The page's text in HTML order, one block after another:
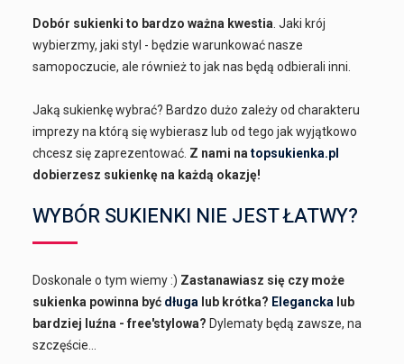
Dobór sukienki to bardzo ważna kwestia. Jaki krój
wybierzmy, jaki styl - będzie warunkować nasze
samopoczucie, ale również to jak nas będą odbierali inni.
Jaką sukienkę wybrać? Bardzo dużo zależy od charakteru
imprezy na którą się wybierasz lub od tego jak wyjątkowo
chcesz się zaprezentować. Z nami natopsukienka.pl
dobierzesz sukienkę na każdą okazję!
WYBÓR SUKIENKI NIE JEST ŁATWY?
Doskonale o tym wiemy :) Zastanawiasz się czy może
sukienka powinna być długa lub krótka? Elegancka lub
bardziej luźna - free'stylowa? Dylematy będą zawsze, na
szczęście...